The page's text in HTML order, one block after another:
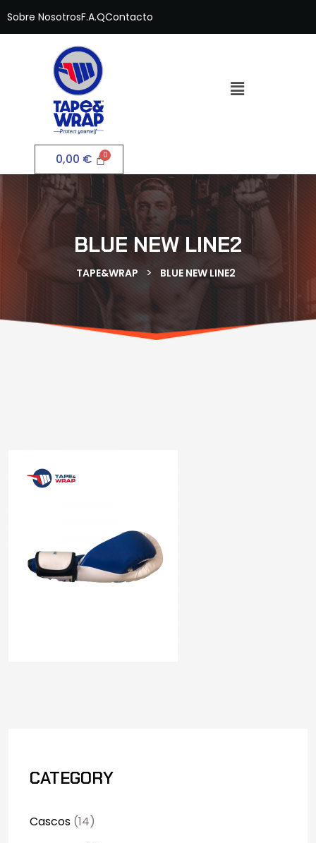
Sobre NosotrosF.A.QContacto
0,00 €
BLUE NEW LINE2
TAPE&WRAP > BLUE NEW LINE2
CATEGORY
Cascos (14)